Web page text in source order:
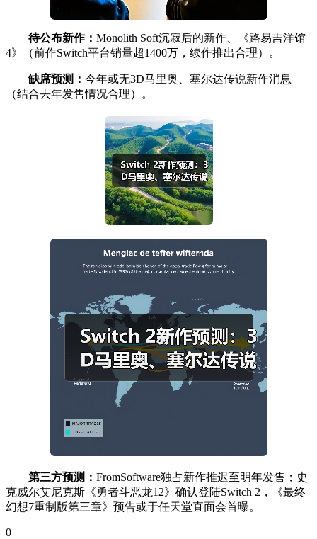
待公布新作： Monolith Soft沉寂后的新作、《路易吉洋馆
4》（前作Switch平台销量超1400万，续作推出合理）。
缺席预测： 今年或无3D马里奥、塞尔达传说新作消息
（结合去年发售情况合理）。
第三方预测： FromSoftware独占新作推迟至明年发售；史
克威尔艾尼克斯《勇者斗恶龙12》确认登陆Switch 2，《最终
幻想7重制版第三章》预告或于任天堂直面会首曝。
0